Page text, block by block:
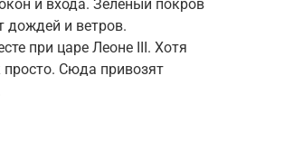
и входа. Зелёный покров
дождей и ветров.
при царе Леоне III. Хотя
Сюда привозят